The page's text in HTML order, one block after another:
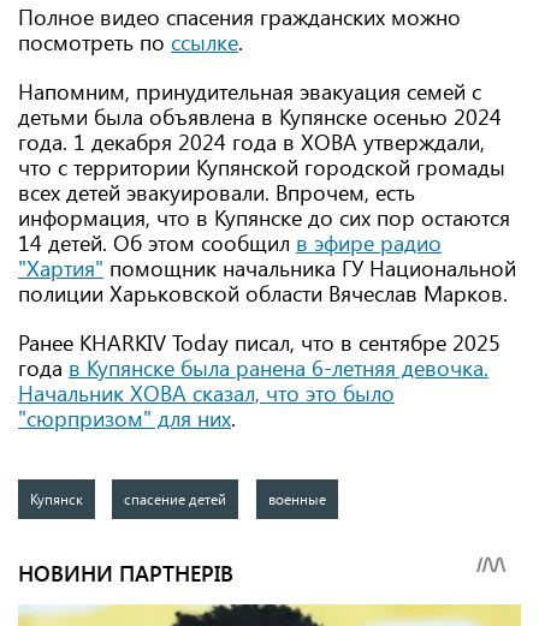
Полное видео спасения гражданских можно
посмотреть по ссылке.
Напомним, принудительная эвакуация семей с
детьми была объявлена ​​в Купянске осенью 2024
года. 1 декабря 2024 года в ХОВА утверждали,
что с территории Купянской городской громады
всех детей эвакуировали. Впрочем, есть
информация, что в Купянске до сих пор остаются
14 детей. Об этом сообщил в эфире радио
"Хартия" помощник начальника ГУ Национальной
полиции Харьковской области Вячеслав Марков.
Ранее KHARKIV Today писал, что в сентябре 2025
года в Купянске была ранена 6-летняя девочка.
Начальник ХОВА сказал, что это было
"сюрпризом" для них.
Купянск спасение детей военные